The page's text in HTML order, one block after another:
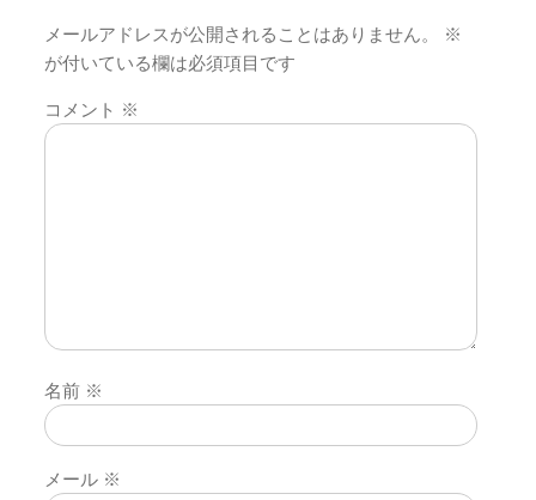
メールアドレスが公開されることはありません。
※
が付いている欄は必須項目です
コメント ※
名前 ※
メール ※